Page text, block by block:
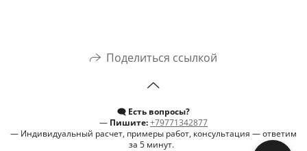
Поделиться ссылкой
🗨️ Есть вопросы?
— Пишите:+79771342877
— Индивидуальный расчет, примеры работ, консультация — ответим
за 5 минут.